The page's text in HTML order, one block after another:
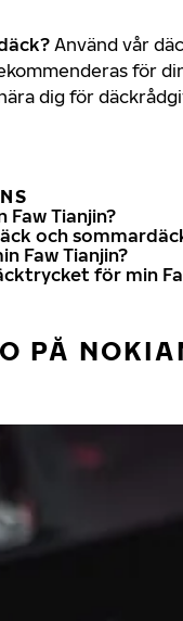
Använd vår
för
dig för
Tianjin?
och
Faw Tianjin?
för min
PÅ